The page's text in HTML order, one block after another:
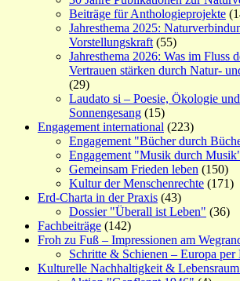
Beiträge für Anthologieprojekte
Jahresthema 2025:
Vorstellungskraft (55)
Jahresthema 2026: Was im Fluss
Vertrauen stärken durch Natur-
(29)
Laudato si – Poesie, Ökologie
Sonnengesang (15)
Engagement international (223)
Engagement "Bücher durch
Engagement "Musik durch
Gemeinsam Frieden leben (150)
Kultur der Menschenrechte (171)
Erd-Charta in der Praxis (43)
Dossier "Überall ist Leben" (36)
Fachbeiträge (142)
Froh zu Fuß – Impressionen am
Schritte & Schienen – Europa per
Kulturelle Nachhaltigkeit &